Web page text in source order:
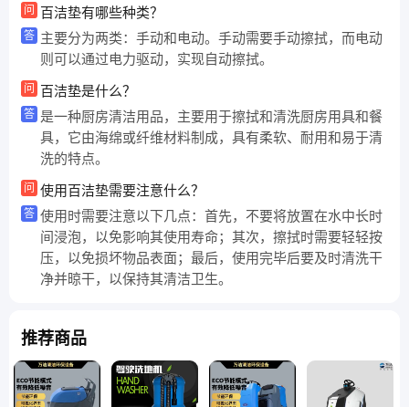
问 百洁垫有哪些种类？
答 主要分为两类：手动和电动。手动需要手动擦拭，而电动
则可以通过电力驱动，实现自动擦拭。
问 百洁垫是什么？
答 是一种厨房清洁用品，主要用于擦拭和清洗厨房用具和餐
具，它由海绵或纤维材料制成，具有柔软、耐用和易于清
洗的特点。
问 使用百洁垫需要注意什么？
答 使用时需要注意以下几点：首先，不要将放置在水中长时
间浸泡，以免影响其使用寿命；其次，擦拭时需要轻轻按
压，以免损坏物品表面；最后，使用完毕后要及时清洗干
净并晾干，以保持其清洁卫生。
推荐商品